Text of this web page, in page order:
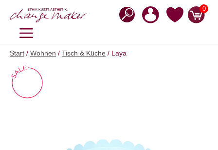
Inhalt
0
MENÜ
Start / Wohnen / Tisch & Küche / Laya